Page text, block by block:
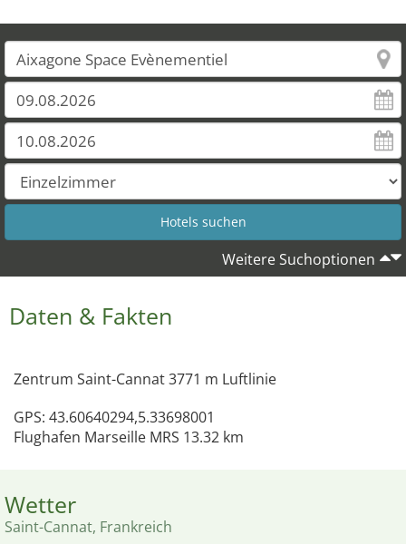
Weitere Suchoptionen
Daten & Fakten
Zentrum Saint-Cannat 3771 m Luftlinie
GPS: 43.60640294,5.33698001
Flughafen Marseille MRS 13.32 km
Wetter
Saint-Cannat, Frankreich